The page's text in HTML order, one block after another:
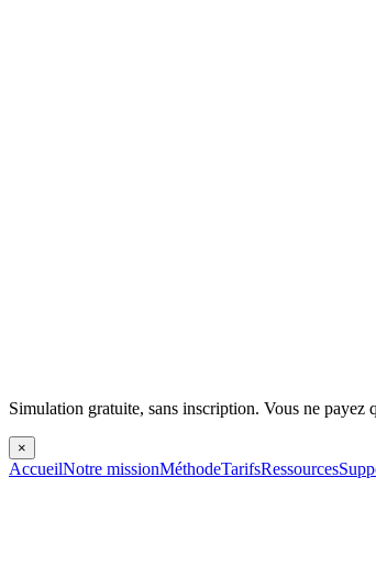
Simulation gratuite, sans inscription. Vous ne payez
×
AccueilNotre missionMéthodeTarifsRessources